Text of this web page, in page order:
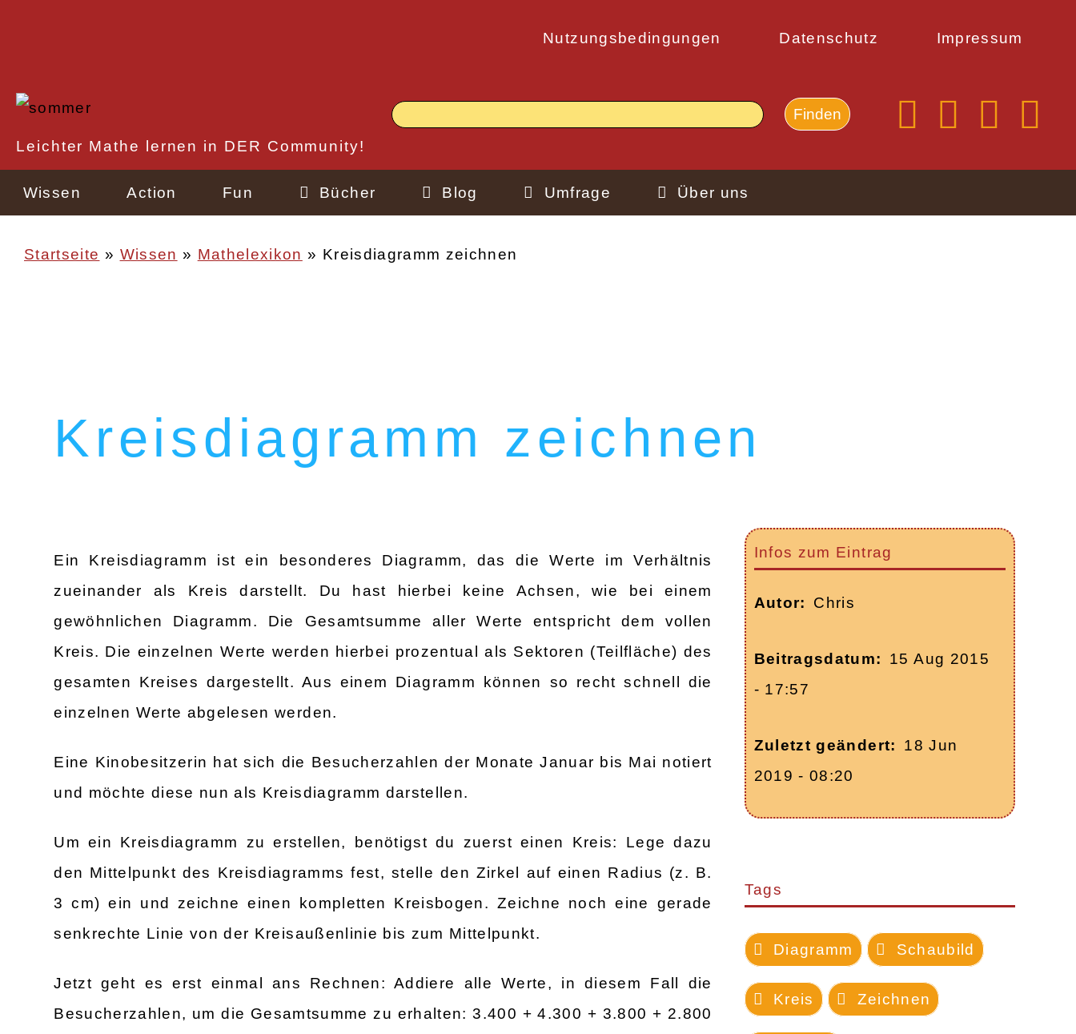
Rechtlicher
Schnellzugriff
Nutzungsbedingungen Datenschutz Impressum
Leichter Mathe lernen in DER Community!
Wissen Action Fun Bücher Blog Umfrage Über uns
Startseite Wissen Mathelexikon Kreisdiagramm zeichnen
Kreisdiagramm zeichnen
Ein Kreisdiagramm ist ein besonderes Diagramm, das die Werte im Verhältnis
zueinander als Kreis darstellt. Du hast hierbei keine Achsen, wie bei einem
gewöhnlichen Diagramm. Die Gesamtsumme aller Werte entspricht dem vollen
Kreis. Die einzelnen Werte werden hierbei prozentual als Sektoren (Teilfläche) des
gesamten Kreises dargestellt. Aus einem Diagramm können so recht schnell die
einzelnen Werte abgelesen werden.
Eine Kinobesitzerin hat sich die Besucherzahlen der Monate Januar bis Mai notiert
und möchte diese nun als Kreisdiagramm darstellen.
Um ein Kreisdiagramm zu erstellen, benötigst du zuerst einen Kreis: Lege dazu
den Mittelpunkt des Kreisdiagramms fest, stelle den Zirkel auf einen Radius (z. B.
3 cm) ein und zeichne einen kompletten Kreisbogen. Zeichne noch eine gerade
senkrechte Linie von der Kreisaußenlinie bis zum Mittelpunkt.
Jetzt geht es erst einmal ans Rechnen: Addiere alle Werte, in diesem Fall die
Besucherzahlen, um die Gesamtsumme zu erhalten: 3.400 + 4.300 + 3.800 + 2.800
Infos zum Eintrag
Autor Chris
Beitragsdatum
15 Aug 2015
- 17:57
Zuletzt geändert
18 Jun
2019 - 08:20
Tags
Diagramm Schaubild
Kreis Zeichnen